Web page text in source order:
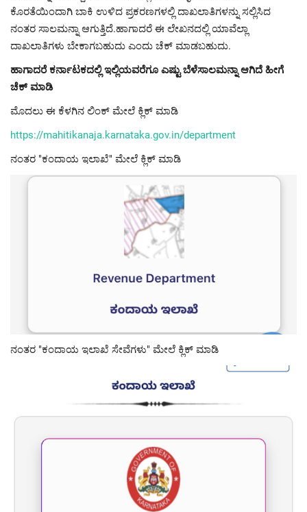
ಕೊರತೆಯಿಂದಾಗಿ ಬಾಕಿ ಉಳಿದ ಪ್ರಕರಣಗಳಲ್ಲಿ ದಾಖಲಾತಿಗಳನ್ನು ಸಲ್ಲಿಸಿದ
ನಂತರ ಸಾಲಮನ್ನಾ ಆಗುತ್ತಿದೆ.ಹಾಗಾದರೆ ಈ ಲೇಖನದಲ್ಲಿ ಯಾವೆಲ್ಲಾ
ದಾಖಲಾತಿಗಳು ಬೇಕಾಗಬಹುದು ಎಂದು ಚೆಕ್ ಮಾಡಬಹುದು.
ಹಾಗಾದರೆ ಕರ್ನಾಟಕದಲ್ಲಿ ಇಲ್ಲಿಯವರೆಗೂ ಎಷ್ಟು ಬೆಳೆಸಾಲಮನ್ನಾ ಆಗಿದೆ ಹೀಗೆ
ಚೆಕ್ ಮಾಡಿ
ಮೊದಲು ಈ ಕೆಳಗಿನ ಲಿಂಕ್ ಮೇಲೆ ಕ್ಲಿಕ್ ಮಾಡಿ
https://mahitikanaja.karnataka.gov.in/department
ನಂತರ "ಕಂದಾಯ ಇಲಾಖೆ" ಮೇಲೆ ಕ್ಲಿಕ್ ಮಾಡಿ
ನಂತರ "ಕಂದಾಯ ಇಲಾಖೆ ಸೇವೆಗಳು" ಮೇಲೆ ಕ್ಲಿಕ್ ಮಾಡಿ